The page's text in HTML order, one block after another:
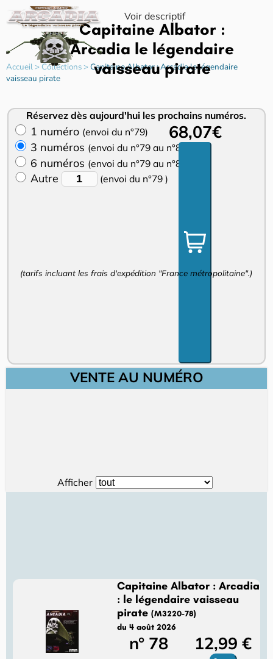
Accueil>Collections>Capitaine Albator : Arcadia le légendaire
vaisseau pirate
Capitaine Albator :
Arcadia le légendaire
vaisseau pirate
Voir descriptif
Réservez dès aujourd'hui les prochains numéros.
1 numéro (envoi du n°79)
3 numéros (envoi du n°79 au n°81)
6 numéros (envoi du n°79 au n°84)
Autre (envoi du n°79 )
68,07€
(tarifs incluant les frais d'expédition "France métropolitaine".)
VENTE AU NUMÉRO
Afficher
Capitaine Albator : Arcadia
: le légendaire vaisseau
pirate(M3220-78)
du 4 août 2026
n° 78 12,99 €